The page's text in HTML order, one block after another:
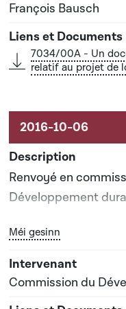
François Bausch
7034/00A - Un
relatif au projet de
Renvoyé en
Développement
Date prévisionnelle
03-2017
Bouton graphique
Méi gesinn
Commission du